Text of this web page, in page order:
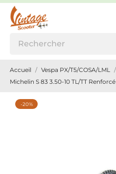
Accueil Vespa PX/T5/COSA/LML
Michelin S 83 3.50-10 TL/TT Renforcé
-20%